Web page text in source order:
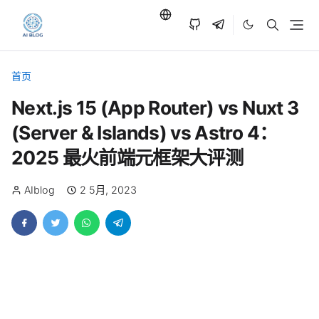
首页
Next.js 15 (App Router) vs Nuxt 3
(Server & Islands) vs Astro 4：
2025 最火前端元框架大评测
AIblog 2 5月, 2023